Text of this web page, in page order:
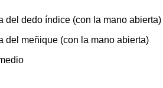
del dedo índice (con la mano abierta)
del meñique (con la mano abierta)